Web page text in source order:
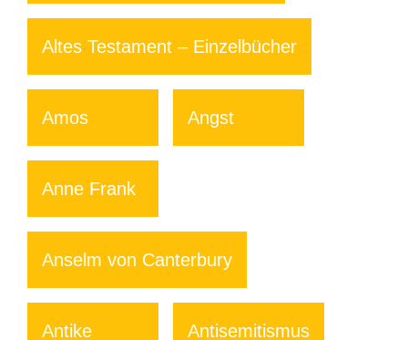
Altes Testament – Einzelbücher
Amos Angst
Anne Frank
Anselm von Canterbury
Antike Antisemitismus